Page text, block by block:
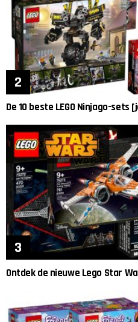
De 10 beste LEGO Ninjago-
Ontdek de nieuwe Lego Star